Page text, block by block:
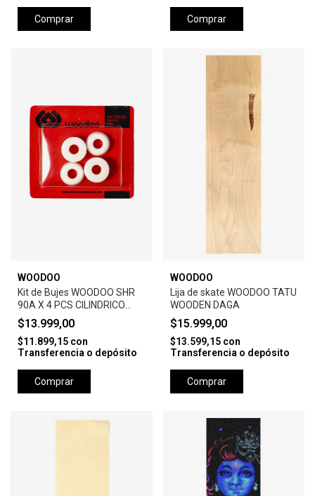
Comprar Comprar
WOODOO
Kit de Bujes WOODOO SHR
90A X 4 PCS CILINDRICO
BLISTER -WHITE
$13.999,00
$11.899,15 con
Transferencia o depósito
Comprar
WOODOO
Lija de skate WOODOO TATU
WOODEN DAGA
$15.999,00
$13.599,15 con
Transferencia o depósito
Comprar